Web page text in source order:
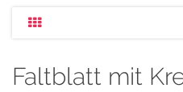
Faltblatt mit